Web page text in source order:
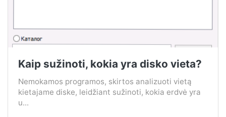
Kaip sužinoti, kokia yra disko vieta?
Nemokamos programos, skirtos analizuoti vietą
kietajame diske, leidžiant sužinoti, kokia erdvė yra
u...